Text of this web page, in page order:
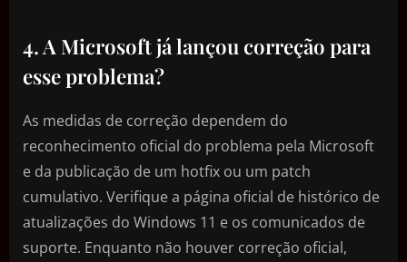
4. A Microsoft já lançou correção para
esse problema?
As medidas de correção dependem do
reconhecimento oficial do problema pela Microsoft
e da publicação de um hotfix ou um patch
cumulativo. Verifique a página oficial de histórico de
atualizações do Windows 11 e os comunicados de
suporte. Enquanto não houver correção oficial,